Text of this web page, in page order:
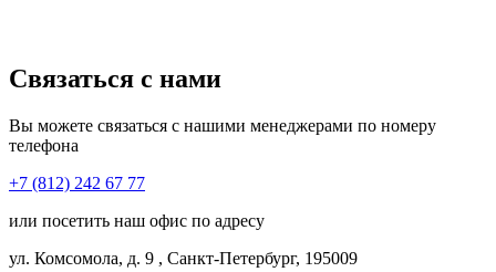
Связаться с нами
Вы можете связаться с нашими менеджерами по номеру
телефона
+7 (812) 242 67 77
или посетить наш офис по адресу
ул. Комсомола, д. 9 , Санкт-Петербург, 195009